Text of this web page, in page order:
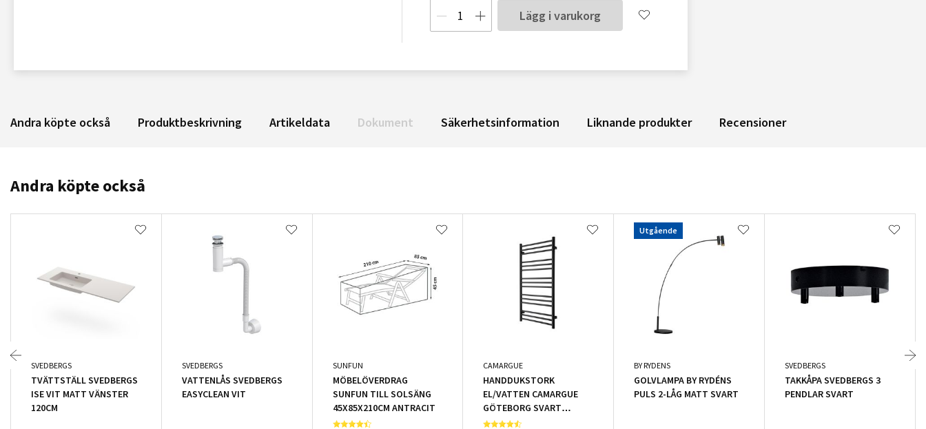
Lägg i varukorg
Andra köpte också Produktbeskrivning Artikeldata Dokument Säkerhetsinformation Liknande produkter Recensioner
Andra köpte också
SVEDBERGS
TVÄTTSTÄLL SVEDBERGS
ISE VIT MATT VÄNSTER
120CM
SVEDBERGS
VATTENLÅS SVEDBERGS
EASYCLEAN VIT
SUNFUN
MÖBELÖVERDRAG
SUNFUN TILL SOLSÄNG
45X85X210CM ANTRACIT
CAMARGUE
HANDDUKSTORK
EL/VATTEN CAMARGUE
GÖTEBORG SVART
50X99CM
Utgående
BY RYDENS
GOLVLAMPA BY RYDÉNS
PULS 2-LÅG MATT SVART
SVEDBERGS
TAKKÅPA SVEDBERGS 3
PENDLAR SVART